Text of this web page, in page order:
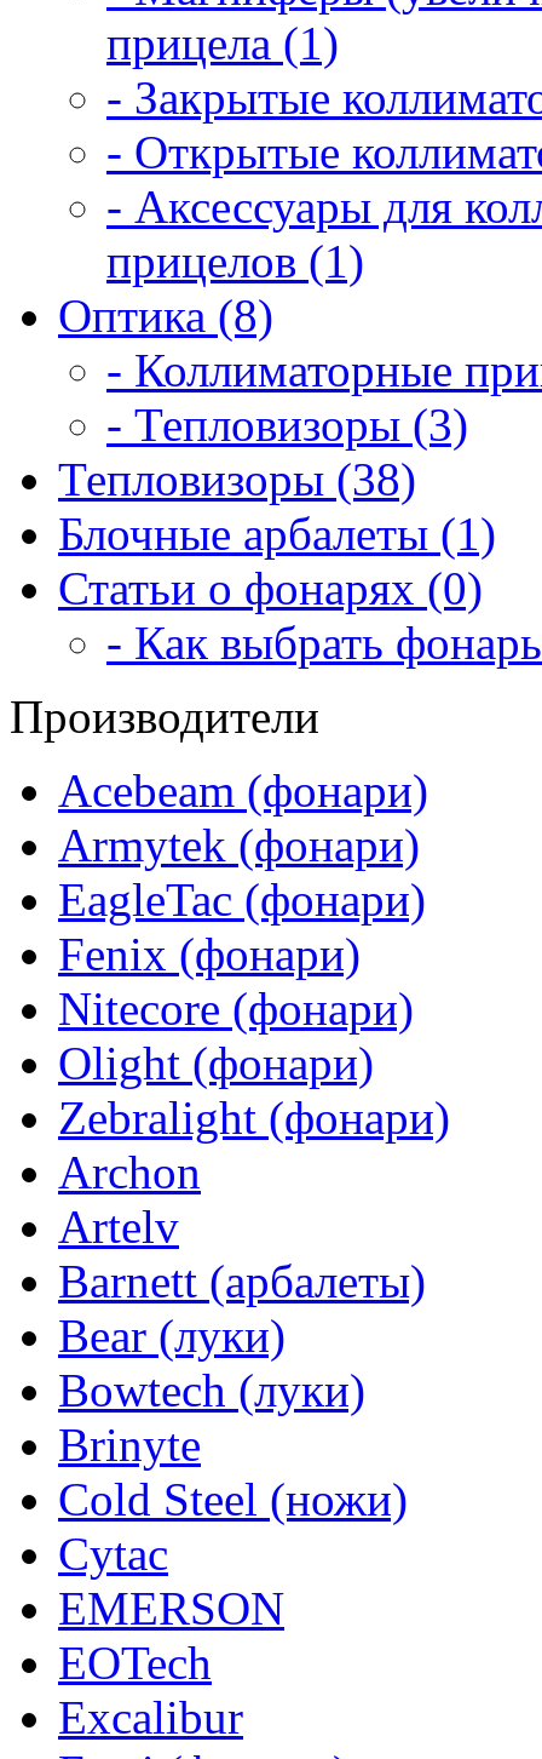
прицела (1)
- Закрытые
- Открытые
- Аксессуары для
прицелов (1)
Оптика (8)
- Коллиматорные
- Тепловизоры (3)
Тепловизоры (38)
Блочные арбалеты (1)
Статьи о фонарях (0)
- Как выбрать
Производители
Acebeam (фонари)
Armytek (фонари)
EagleTac (фонари)
Fenix (фонари)
Nitecore (фонари)
Olight (фонари)
Zebralight (фонари)
Archon
Artelv
Barnett (арбалеты)
Bear (луки)
Bowtech (луки)
Brinyte
Cold Steel (ножи)
Cytac
EMERSON
EOTech
Excalibur